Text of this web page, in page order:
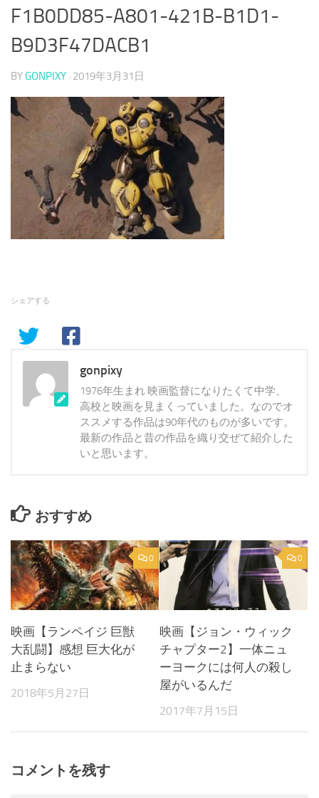
F1B0DD85-A801-421B-B1D1-
B9D3F47DACB1
BYGONPIXY · 2019年3月31日
シェアする
gonpixy
1976年生まれ 映画監督になりたくて中学、
高校と映画を見まくっていました。なのでオ
ススメする作品は90年代のものが多いです。
最新の作品と昔の作品を織り交ぜて紹介した
いと思います。
おすすめ
0
映画【ランペイジ 巨獣
大乱闘】感想 巨大化が
止まらない
2018年5月27日
0
映画【ジョン・ウィック
チャプター2】一体ニュ
ーヨークには何人の殺し
屋がいるんだ
2017年7月15日
コメントを残す